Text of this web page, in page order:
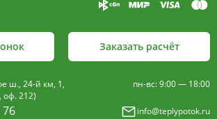
Заказать расчёт
ш., 24-й км, 1,
оф. 212)
76
пн-вс: 9:00 — 18:00
info@teplypotok.ru